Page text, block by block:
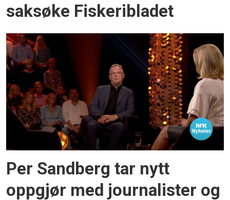
saksøke Fiskeribladet
Per Sandberg tar nytt
oppgjør med journalister og